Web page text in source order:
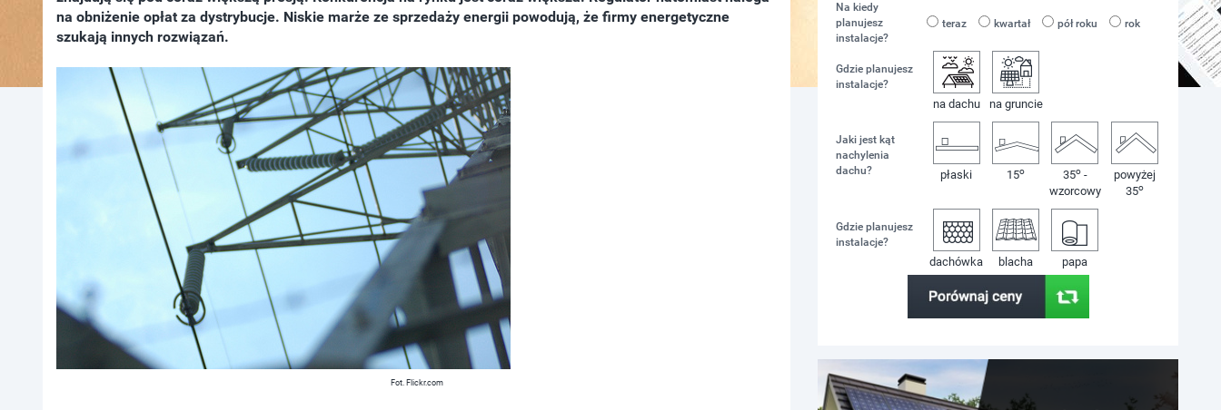
na obniżenie opłat za dystrybucje. Niskie marże ze sprzedaży energii powodują, że firmy energetyczne
szukają innych rozwiązań.
Fot. Flickr.com
Na kiedy
planujesz
instalacje?
teraz kwartał pół roku rok
Gdzie planujesz
instalacje?
na dachu na gruncie
Jaki jest kąt
nachylenia
dachu?
płaski 15o 35o-
wzorcowy
powyżej
35o
Gdzie planujesz
instalacje?
dachówka blacha papa